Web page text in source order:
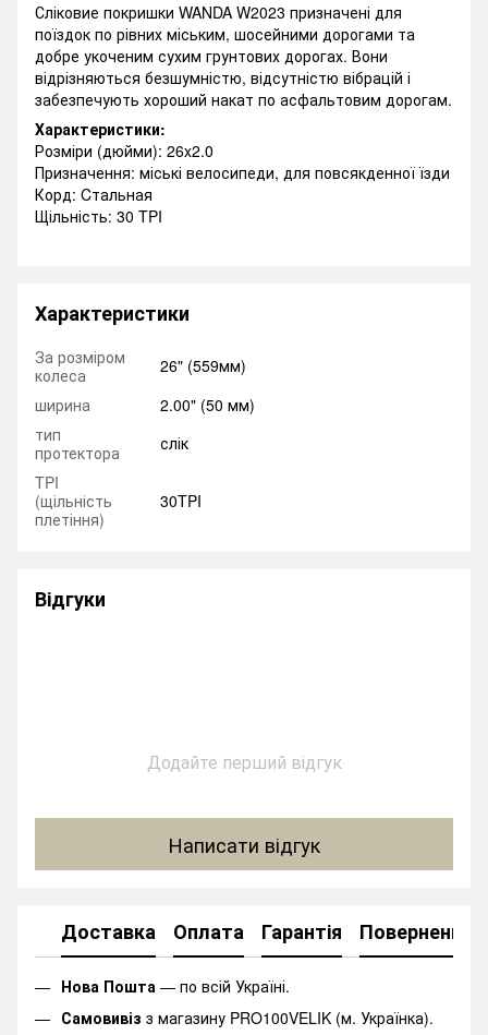
Сліковие покришки WANDA W2023 призначені для
поїздок по рівних міським, шосейними дорогами та
добре укоченим сухим грунтових дорогах. Вони
відрізняються безшумністю, відсутністю вібрацій і
забезпечують хороший накат по асфальтовим дорогам.
Характеристики:
Розміри (дюйми): 26x2.0
Призначення: міські велосипеди, для повсякденної їзди
Корд: Cтальная
Щільність: 30 TPI
Характеристики
За розміром
колеса
26" (559мм)
ширина
2.00" (50 мм)
тип
протектора
слік
TPI
(щільність
плетіння)
30TPI
Відгуки
Додайте перший відгук
Написати відгук
Доставка Оплата Гарантія Повернення
Нова Пошта — по всій Україні.
Самовивіз з магазину PRO100VELIK (м. Українка).